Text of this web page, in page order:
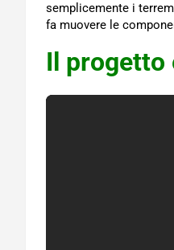
semplicemente i
fa muovere le
Il progetto